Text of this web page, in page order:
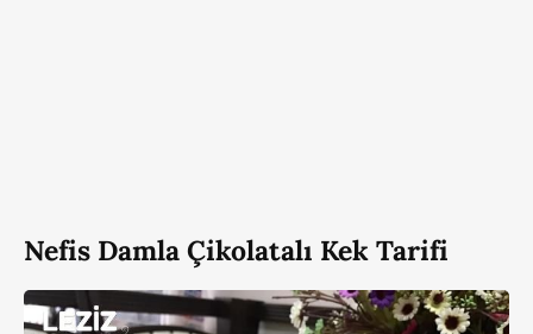
Nefis Damla Çikolatalı Kek Tarifi